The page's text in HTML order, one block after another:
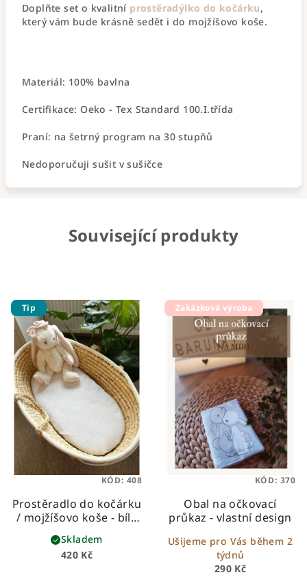
Doplňte set o kvalitní prostěradýlko do kočárku,
který vám bude krásně sedět i do mojžíšovo koše.
Materiál: 100% bavlna
Certifikace: Oeko - Tex Standard 100.I.třída
Praní: na šetrný program na 30 stupňů
Nedoporučuji sušit v sušičce
Související produkty
Tip
Prostěradlo do kočárku
/ mojžíšovo koše - bílá
420 Kč
Skladem
KÓD: 408
Zakázková výroba
Obal na očkovací
průkaz - vlastní design
290 Kč
Ušijeme pro Vás během 2
týdnů
KÓD: 370